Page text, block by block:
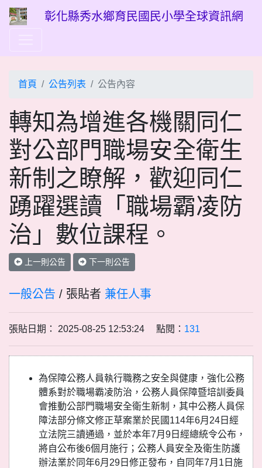
彰化縣秀水鄉育民國民小學全球資訊網
首頁 公告列表 公告內容
轉知為增進各機關同仁
對公部門職場安全衛生
新制之瞭解，歡迎同仁
踴躍選讀「職場霸凌防
治」數位課程。
上一則公告 下一則公告
一般公告 / 張貼者 兼任人事
張貼日期： 2025-08-25 12:53:24 點閱： 131
為保障公務人員執行職務之安全與健康，強化公務
體系對於職場霸凌防治，公務人員保障暨培訓委員
會推動公部門職場安全衛生新制，其中公務人員保
障法部分條文修正草案業於民國114年6月24日經
立法院三讀通過，並於本年7月9日經總統令公布，
將自公布後6個月施行；公務人員安全及衛生防護
辦法業於同年6月29日修正發布，自同年7月1日施